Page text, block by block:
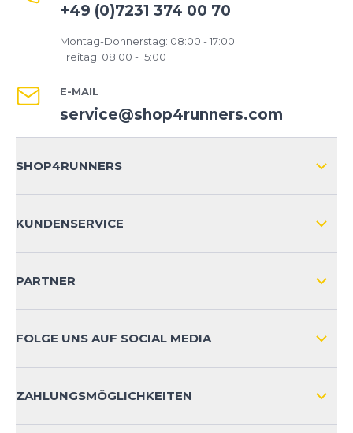
+49 (0)7231 374 00 70
Montag-Donnerstag: 08:00 - 17:00
Freitag: 08:00 - 15:00
E-MAIL
service@shop4runners.com
SHOP4RUNNERS
KUNDENSERVICE
KONTAKT
PRODUKTSICHERHEIT
PARTNER
FOLGE UNS AUF SOCIAL MEDIA
ZAHLUNGSMÖGLICHKEITEN